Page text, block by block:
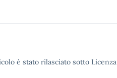
è stato rilasciato sotto Licenza